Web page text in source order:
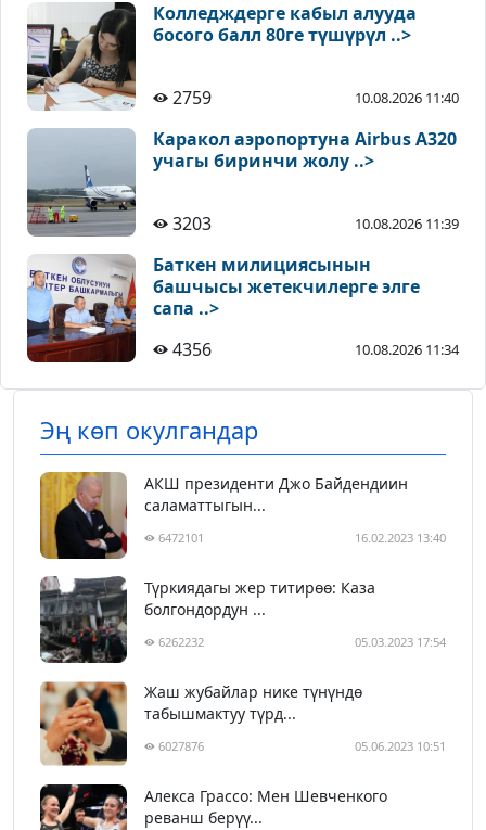
Колледждерге кабыл алууда
босого балл 80ге түшүрүл ..>
2759 10.08.2026 11:40
Каракол аэропортуна Airbus A320
учагы биринчи жолу ..>
3203 10.08.2026 11:39
Баткен милициясынын
башчысы жетекчилерге элге
сапа ..>
4356
10.08.2026 11:34
Эң көп окулгандар
АКШ президенти Джо Байдендиин
саламаттыгын...
6472101 16.02.2023 13:40
Түркиядагы жер титирөө: Каза
болгондордун ...
6262232 05.03.2023 17:54
Жаш жубайлар нике түнүндө
табышмактуу түрд...
6027876 05.06.2023 10:51
Алекса Грассо: Мен Шевченкого
реванш берүү...